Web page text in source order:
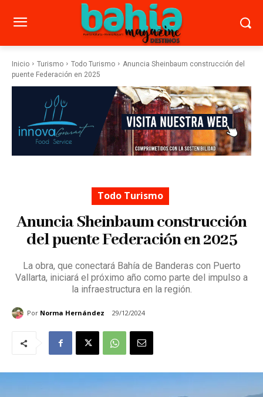
Inicio Turismo Todo Turismo
Anuncia Sheinbaum construcción del
puente Federación en 2025
Todo Turismo
Anuncia Sheinbaum construcción
del puente Federación en 2025
La obra, que conectará Bahía de Banderas con Puerto
Vallarta, iniciará el próximo año como parte del impulso a
la infraestructura en la región.
Por Norma Hernández 29/12/2024